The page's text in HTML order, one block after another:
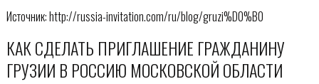
Источник: http://russia-invitation.com/ru/blog/gruzi%D0%B0
КАК СДЕЛАТЬ ПРИГЛАШЕНИЕ ГРАЖДАНИНУ
ГРУЗИИ В РОССИЮ МОСКОВСКОЙ ОБЛАСТИ